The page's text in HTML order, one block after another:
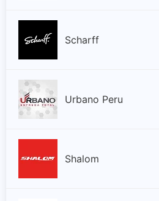
La Libertad
Lima
Loreto
Scharff
Urbano Peru
Shalom